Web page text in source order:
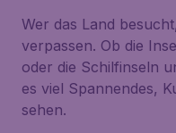
Wer das Land
verpassen. Ob die
oder die Schilfinseln
es viel Spannendes,
sehen.